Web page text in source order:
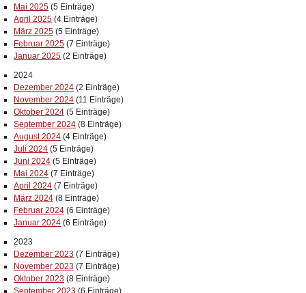
Mai 2025 (5 Einträge)
April 2025 (4 Einträge)
März 2025 (5 Einträge)
Februar 2025 (7 Einträge)
Januar 2025 (2 Einträge)
2024
Dezember 2024 (2 Einträge)
November 2024 (11 Einträge)
Oktober 2024 (5 Einträge)
September 2024 (8 Einträge)
August 2024 (4 Einträge)
Juli 2024 (5 Einträge)
Juni 2024 (5 Einträge)
Mai 2024 (7 Einträge)
April 2024 (7 Einträge)
März 2024 (8 Einträge)
Februar 2024 (6 Einträge)
Januar 2024 (6 Einträge)
2023
Dezember 2023 (7 Einträge)
November 2023 (7 Einträge)
Oktober 2023 (8 Einträge)
September 2023 (6 Einträge)